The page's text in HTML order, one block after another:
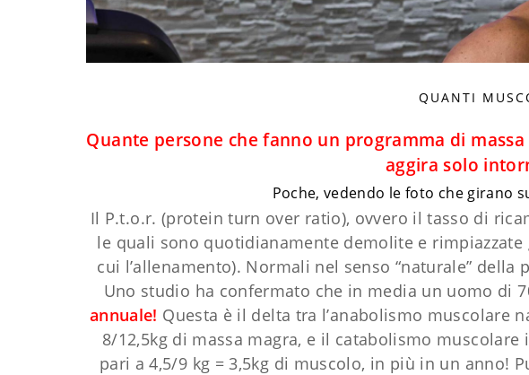
QUANTI
Quante persone che fanno un programma di
aggira solo
Poche, vedendo le foto che girano
Il P.t.o.r. (protein turn over ratio), ovvero il tasso di
le quali sono quotidianamente demolite e
cui l’allenamento). Normali nel senso “naturale”
Uno studio ha confermato che in media un uomo di
annuale! Questa è il delta tra l’anabolismo muscolare
8/12,5kg di massa magra, e il catabolismo
pari a 4,5/9 kg = 3,5kg di muscolo, in più in un